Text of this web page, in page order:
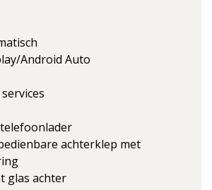
Android Auto
achterklep met
glas achter